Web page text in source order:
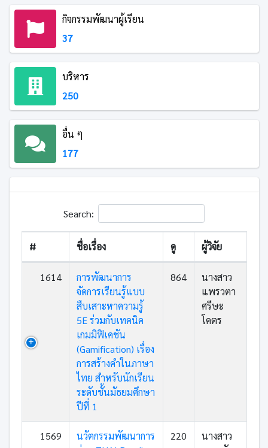
กิจกรรมพัฒนาผู้เรียน
37
บริหาร
250
อื่น ๆ
177
Search:
# ชื่อเรื่อง ดู ผู้วิจัย
1614
การพัฒนาการ
จัดการเรียนรู้แบบ
สืบเสาะหาความรู้
5E ร่วมกับเทคนิค
เกมมิฟิเคชัน
(Gamification) เรื่อง
การสร้างคำในภาษา
ไทย สำหรับนักเรียน
ระดับชั้นมัธยมศึกษา
ปีที่ 1
864
นางสาว
แพรวตา
ศรีษะ
โคตร
1569
นวัตกรรมพัฒนาการ
220
นางสาว